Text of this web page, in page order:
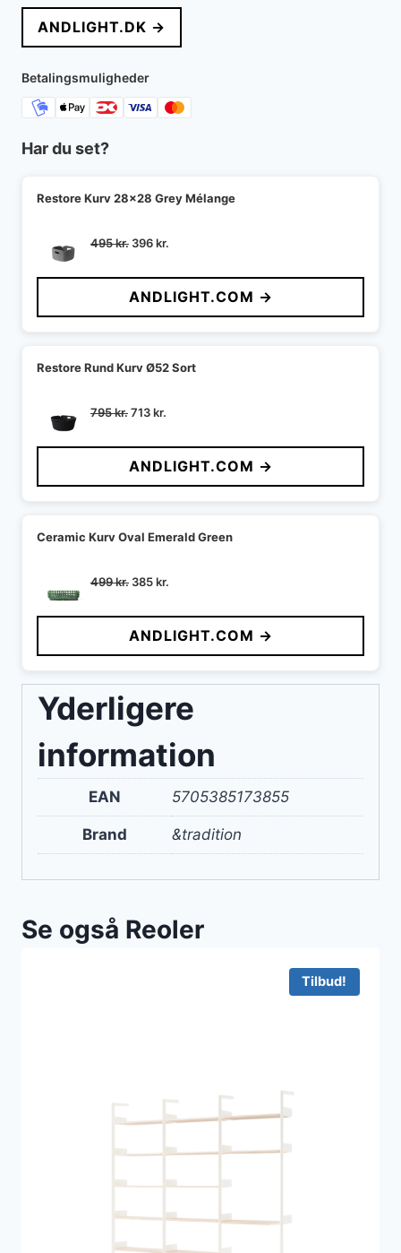
ANDLIGHT.DK →
Betalingsmuligheder
Har du set?
Restore Kurv 28x28 Grey Mélange
495kr. Den
pris
var:
495 kr..
396kr.
pris
er:
396 kr..
ANDLIGHT.COM →
Restore Rund Kurv Ø52 Sort
795kr.Den
pris
var:
795 kr..
713kr.
pris
er:
713 kr..
ANDLIGHT.COM →
Ceramic Kurv Oval Emerald Green
499kr. Den
pris
var:
499 kr..
385kr.
pris
er:
385 kr..
ANDLIGHT.COM →
Yderligere
information
EAN 5705385173855
Brand &tradition
Se også Reoler
Tilbud!